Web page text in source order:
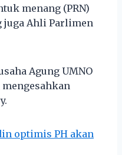
menang (PRN)
juga Ahli Parlimen
Agung UMNO
optimis PH akan